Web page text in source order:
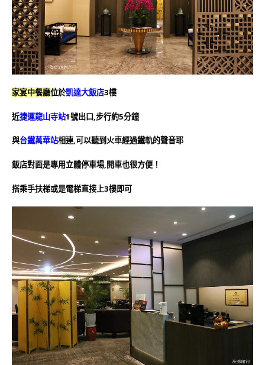
家宴中餐廳位於凱達大飯店3樓
近捷運龍山寺站1號出口,步行約5分鐘
與台鐵萬華站相連,可以聽到火車經過鐵軌的聲音耶
飯店對面是專用立體停車場,開車也很方便！
搭乘手扶梯或是電梯直接上3樓即可